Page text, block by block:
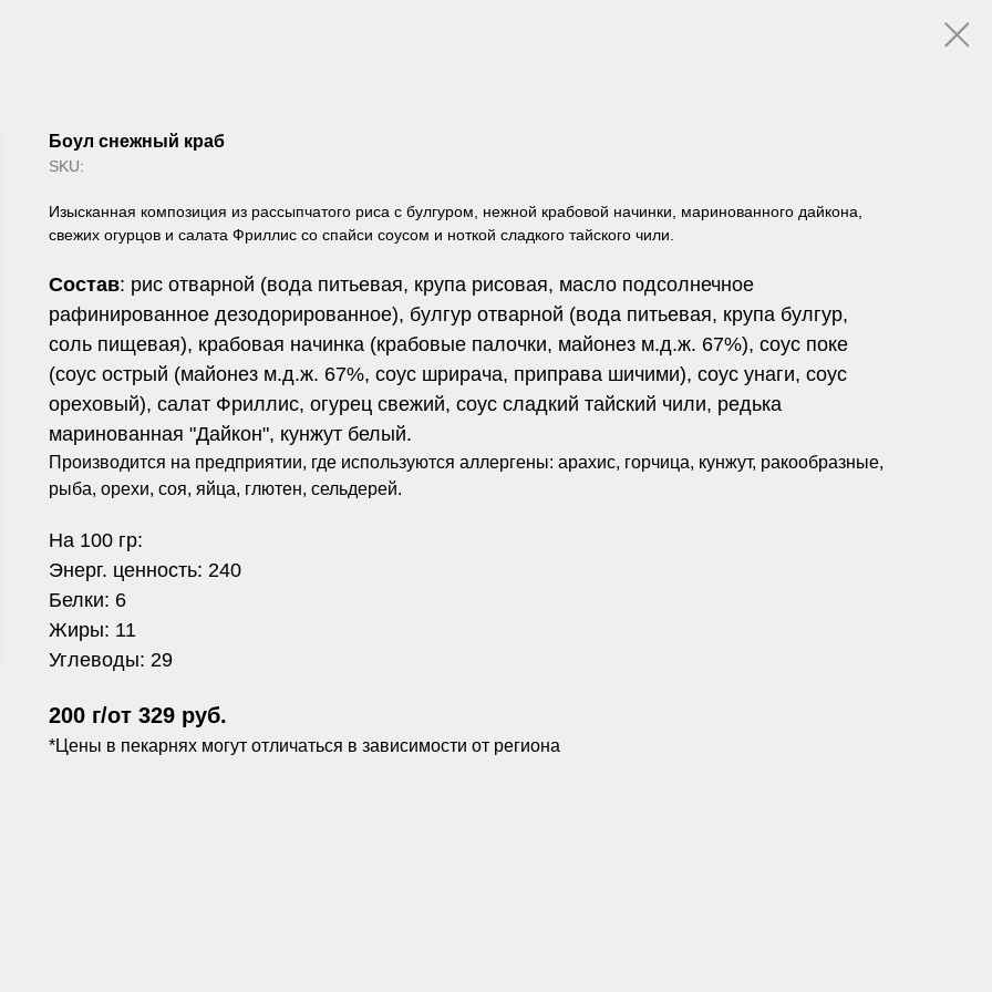
Боул снежный краб
SKU:
Изысканная композиция из рассыпчатого риса с булгуром, нежной крабовой начинки, маринованного дайкона,
свежих огурцов и салата Фриллис со спайси соусом и ноткой сладкого тайского чили.
Состав: рис отварной (вода питьевая, крупа рисовая, масло подсолнечное
рафинированное дезодорированное), булгур отварной (вода питьевая, крупа булгур,
соль пищевая), крабовая начинка (крабовые палочки, майонез м.д.ж. 67%), соус поке
(соус острый (майонез м.д.ж. 67%, соус шрирача, приправа шичими), соус унаги, соус
ореховый), салат Фриллис, огурец свежий, соус сладкий тайский чили, редька
маринованная "Дайкон", кунжут белый.
Производится на предприятии, где используются аллергены: арахис, горчица, кунжут, ракообразные,
рыба, орехи, соя, яйца, глютен, сельдерей.
На 100 гр:
Энерг. ценность: 240
Белки: 6
Жиры: 11
Углеводы: 29
200 г/от 329 руб.
*Цены в пекарнях могут отличаться в зависимости от региона